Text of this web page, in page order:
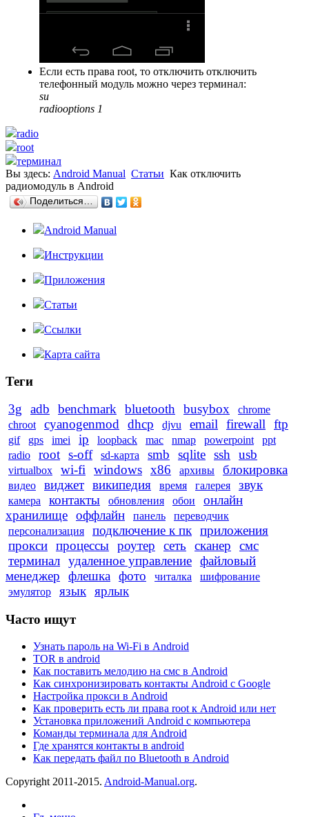
Если есть права root, то отключить отключить
телефонный модуль можно через терминал:
su
radiooptions 1
radio
root
терминал
Вы здесь: Android Manual Статьи Как отключить
радиомодуль в Android
Поделиться…
Android Manual
Инструкции
Приложения
Статьи
Ссылки
Карта сайта
Теги
3g
adb benchmark bluetooth busybox
chrome
chroot
cyanogenmod dhcp djvu email firewall ftp
gif gps imei ip loopback mac nmap powerpoint
ppt
radio
root s-off sd-карта smb sqlite ssh usb
virtualbox wi-fi windows x86 архивы блокировка
видео виджет википедия время галерея звук
камера контакты обновления обои
онлайн
хранилище оффлайн панель
переводчик
персонализация
подключение к пк приложения
прокси процессы роутер сеть сканер
смс
терминал удаленное управление файловый
менеджер
флешка фото читалка
шифрование
эмулятор
язык ярлык
Часто ищут
Узнать пароль на Wi-Fi в Android
TOR в android
Как поставить мелодию на смс в Android
Как синхронизировать контакты Android с Google
Настройка прокси в Android
Как проверить есть ли права root к Android или нет
Установка приложений Android с компьютера
Команды терминала для Android
Где хранятся контакты в android
Как передать файл по Bluetooth в Android
Copyright 2011-2015. Android-Manual.org.